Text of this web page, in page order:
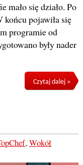
mało się działo. Po
pojawiła się
programie od
były nader
Czytaj dalej »
,Wokół